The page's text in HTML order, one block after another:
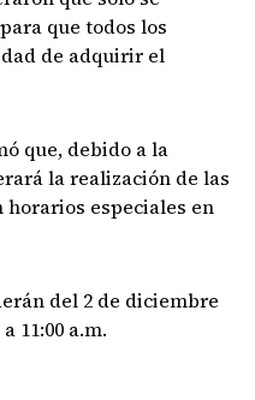
que todos los
de adquirir el
que, debido a la
la realización de las
especiales en
del 2 de diciembre
11:00 a.m.